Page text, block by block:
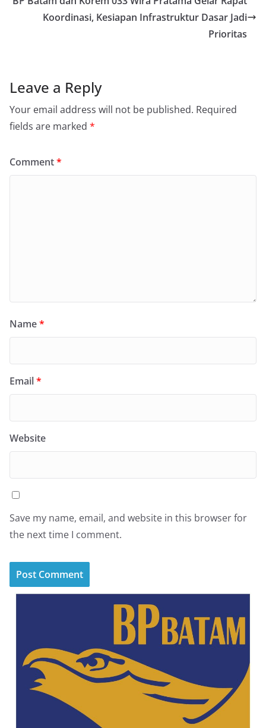
Koordinasi, Kesiapan Infrastruktur Dasar Jadi
Prioritas
Leave a Reply
Your email address will not be published. Required
fields are marked *
Comment*
Name*
Email*
Website
Save my name, email, and website in this browser for
the next time I comment.